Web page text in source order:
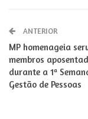
ANTERIOR
MP homenageia
membros
durante a 1ª
Gestão de Pessoas